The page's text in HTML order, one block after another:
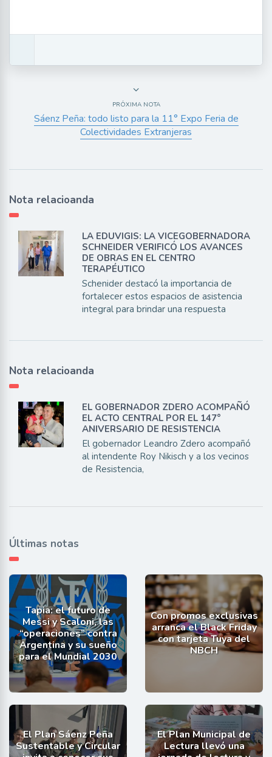
PRÓXIMA NOTA
Sáenz Peña: todo listo para la 11° Expo Feria de
Colectividades Extranjeras
Nota relacioanda
LA EDUVIGIS: LA VICEGOBERNADORA
SCHNEIDER VERIFICÓ LOS AVANCES
DE OBRAS EN EL CENTRO
TERAPÉUTICO
Schenider destacó la importancia de
fortalecer estos espacios de asistencia
integral para brindar una respuesta
Nota relacioanda
EL GOBERNADOR ZDERO ACOMPAÑÓ
EL ACTO CENTRAL POR EL 147°
ANIVERSARIO DE RESISTENCIA
El gobernador Leandro Zdero acompañó
al intendente Roy Nikisch y a los vecinos
de Resistencia,
Últimas notas
Tapia: el futuro de
Messi y Scaloni, las
“operaciones” contra
Argentina y su sueño
para el Mundial 2030
Con promos exclusivas
arranca el Black Friday
con tarjeta Tuya del
NBCH
El Plan Sáenz Peña
Sustentable y Circular
El Plan Municipal de
Lectura llevó una